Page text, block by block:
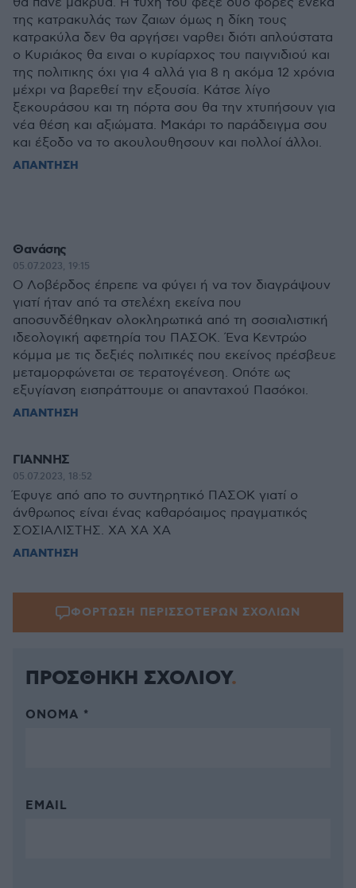
της κατρακυλάς των ζαιων όμως η δίκη τους
κατρακύλα δεν θα αργήσει ναρθει διότι απλούστατα
ο Κυριάκος θα ειναι ο κυρίαρχος του παιγνιδιού και
της πολιτικης όχι για 4 αλλά για 8 η ακόμα 12 χρόνια
μέχρι να βαρεθεί την εξουσία. Κάτσε λίγο
ξεκουράσου και τη πόρτα σου θα την χτυπήσουν για
νέα θέση και αξιώματα. Μακάρι το παράδειγμα σου
και έξοδο να το ακουλουθησουν και πολλοί άλλοι.
ΑΠΑΝΤΗΣΗ
Θανάσης
05.07.2023, 19:15
O Λοβέρδος έπρεπε να φύγει ή να τον διαγράψουν
γιατί ήταν από τα στελέχη εκείνα που
αποσυνδέθηκαν ολοκληρωτικά από τη σοσιαλιστική
ιδεολογική αφετηρία του ΠΑΣΟΚ. Ένα Κεντρώο
κόμμα με τις δεξιές πολιτικές που εκείνος πρέσβευε
μεταμορφώνεται σε τερατογένεση. Οπότε ως
εξυγίανση εισπράττουμε οι απανταχού Πασόκοι.
ΑΠΑΝΤΗΣΗ
ΓΙΑΝΝΗΣ
05.07.2023, 18:52
Έφυγε από απο το συντηρητικό ΠΑΣΟΚ γιατί ο
άνθρωπος είναι ένας καθαρόαιμος πραγματικός
ΣΟΣΙΑΛΙΣΤΗΣ. ΧΑ ΧΑ ΧΑ
ΑΠΑΝΤΗΣΗ
ΦΟΡΤΩΣΗ ΠΕΡΙΣΣΟΤΕΡΩΝ ΣΧΟΛΙΩΝ
ΠΡΟΣΘΗΚΗ ΣΧΟΛΙΟΥ
ΌΝΟΜΑ *
EMAIL